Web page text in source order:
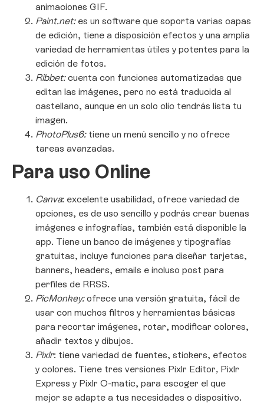
animaciones GIF.
Paint.net:es un software que soporta varias capas
de edición, tiene a disposición efectos y una amplia
variedad de herramientas útiles y potentes para la
edición de fotos.
Ribbet:cuenta con funciones automatizadas que
editan las imágenes, pero no está traducida al
castellano, aunque en un solo clic tendrás lista tu
imagen.
PhotoPlus6:tiene un menú sencillo y no ofrece
tareas avanzadas.
Para uso Online
Canva: excelente usabilidad, ofrece variedad de
opciones, es de uso sencillo y podrás crear buenas
imágenes e infografías, también está disponible la
app. Tiene un banco de imágenes y tipografías
gratuitas, incluye funciones para diseñar tarjetas,
banners, headers, emails e incluso post para
perfiles de RRSS.
PicMonkey:ofrece una versión gratuita, fácil de
usar con muchos filtros y herramientas básicas
para recortar imágenes, rotar, modificar colores,
añadir textos y dibujos.
Pixlr: tiene variedad de fuentes, stickers, efectos
y colores. Tiene tres versiones Pixlr Editor, Pixlr
Express y Pixlr O-matic, para escoger el que
mejor se adapte a tus necesidades o dispositivo.